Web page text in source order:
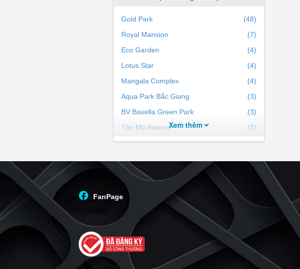
Gold Park
(48)
Royal Mansion
(7)
Eco Garden
(4)
Lotus Star
(4)
Mangala Complex
(4)
Aqua Park Bắc Giang
(3)
BV Bavella Green Park
(3)
Tân Mỹ Avenue
(2)
Green City
(2)
Parc Ville Bắc Giang
(2)
Chung cư Thiên Ân Central
Vinhomes Sky Park
(2)
Luxora Bắc Giang
The Interone
(1)
MasCity Bắc Giang
(1)
Ecolife Retreat
(1)
Xem thêm
FanPage